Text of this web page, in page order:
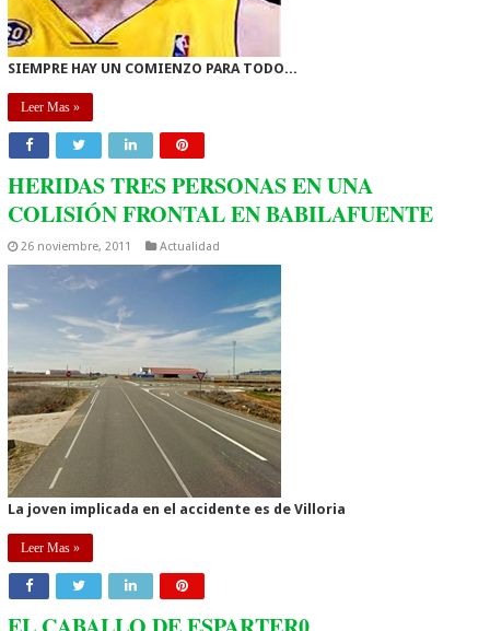
SIEMPRE HAY UN COMIENZO PARA TODO...
Leer Mas »
HERIDAS TRES PERSONAS EN UNA
COLISIÓN FRONTAL EN BABILAFUENTE
26 noviembre, 2011 Actualidad
La joven implicada en el accidente es de Villoria
Leer Mas »